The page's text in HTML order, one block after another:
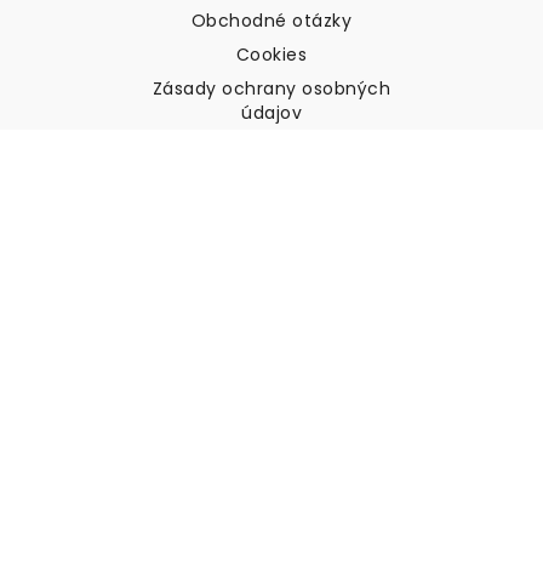
Obchodné otázky
Cookies
Zásady ochrany osobných
údajov